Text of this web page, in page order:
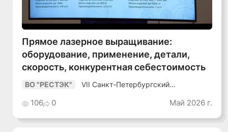
Прямое лазерное выращивание:
оборудование, применение, детали,
скорость, конкурентная себестоимость
ВО "РЕСТЭК"
VII Санкт-Петербургский
106 0 Май 2026 г.